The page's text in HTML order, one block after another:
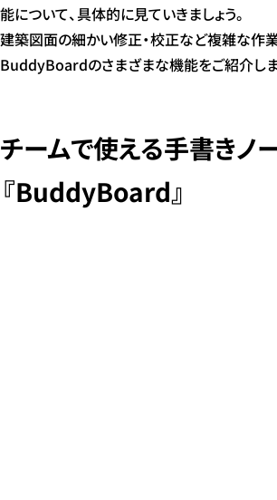
能について、具体的に見ていきましょう。
建築図面の細かい修正・校正など複雑な作
BuddyBoardのさまざまな機能をご紹介しま
チームで使える手書きノ
『BuddyBoard』